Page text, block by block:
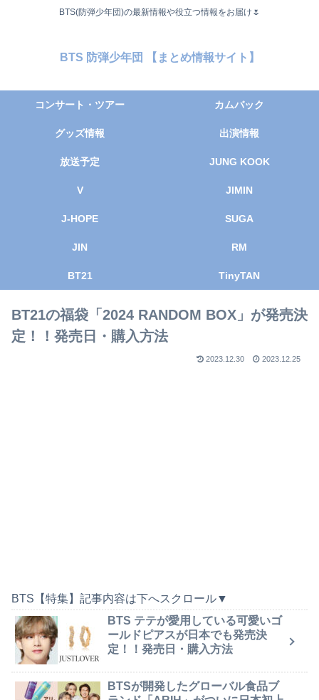
BTS(防弾少年団)の最新情報や役立つ情報をお届け🌷
BTS 防弾少年団 【まとめ情報サイト】
コンサート・ツアー カムバック
グッズ情報 出演情報
放送予定 JUNG KOOK
V JIMIN
J-HOPE SUGA
JIN RM
BT21 TinyTAN
BT21の福袋「2024 RANDOM BOX」が発売決
定！！発売日・購入方法
2023.12.30 2023.12.25
BTS【特集】記事内容は下へスクロール▼
BTS テテが愛用している可愛いゴ
ールドピアスが日本でも発売決
定！！発売日・購入方法
BTSが開発したグローバル食品ブ